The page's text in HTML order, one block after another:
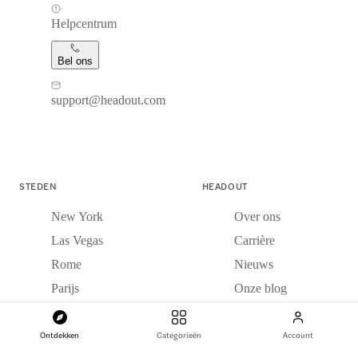
Ontdekken Categorieën Account
Helpcentrum
Bel ons
support@headout.com
STEDEN
New York
Las Vegas
Rome
Parijs
Londen
Dubai
HEADOUT
Over ons
Carrière
Nieuws
Onze blog
Recensies